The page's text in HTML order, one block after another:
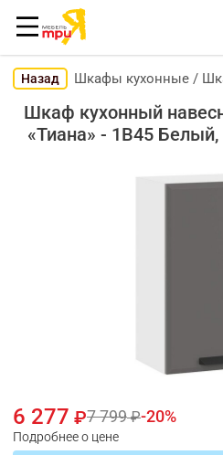
Назад Шкафы кухонные /
Шкаф кухонный
«Тиана» - 1В45
6 277 7 799 20
Подробнее о цене